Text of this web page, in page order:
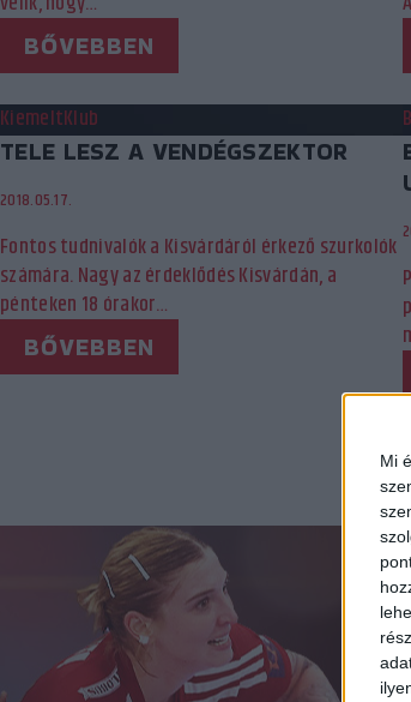
Mi
BŐVEBBEN
KiemeltKlub
TELE LESZ A VENDÉGSZEKTOR
2018.05.17.
Fontos tudnivalók a Kisvárdáról érkező szurkolók
számára. Nagy az érdeklődés Kisvárdán, a
pénteken 18 órakor…
BŐVEBBEN